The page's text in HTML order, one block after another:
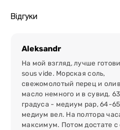
5 причин
преміальний товар.
Ми
сертифікованих
рослинний раціон і
забезпечують високі
безпека і якість.Під
використовуються
антибіотики. Сировина
перевірки на
Відгуки
Aleksandr
На мой взгляд, лучше
sous vide. Морская соль,
свежомолотый перец и
масло немного и в сувид. 63
градуса - медиум рар, 64-
медиум вел. На полтора
максимум. Потом достате с